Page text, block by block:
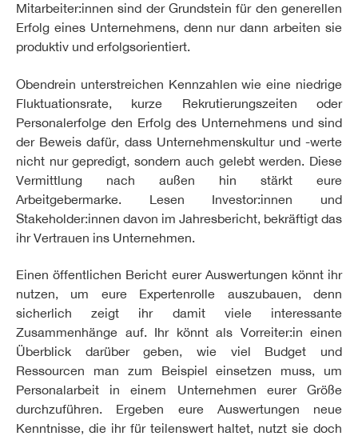
Mitarbeiter:innen sind der Grundstein für den generellen
Erfolg eines Unternehmens, denn nur dann arbeiten sie
produktiv und erfolgsorientiert.
Obendrein unterstreichen Kennzahlen wie eine niedrige
Fluktuationsrate, kurze Rekrutierungszeiten oder
Personalerfolge den Erfolg des Unternehmens und sind
der Beweis dafür, dass Unternehmenskultur und -werte
nicht nur gepredigt, sondern auch gelebt werden. Diese
Vermittlung nach außen hin stärkt eure
Arbeitgebermarke. Lesen Investor:innen und
Stakeholder:innen davon im Jahresbericht, bekräftigt das
ihr Vertrauen ins Unternehmen.
Einen öffentlichen Bericht eurer Auswertungen könnt ihr
nutzen, um eure Expertenrolle auszubauen, denn
sicherlich zeigt ihr damit viele interessante
Zusammenhänge auf. Ihr könnt als Vorreiter:in einen
Überblick darüber geben, wie viel Budget und
Ressourcen man zum Beispiel einsetzen muss, um
Personalarbeit in einem Unternehmen eurer Größe
durchzuführen. Ergeben eure Auswertungen neue
Kenntnisse, die ihr für teilenswert haltet, nutzt sie doch